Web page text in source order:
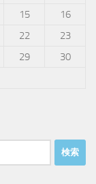
15
16
22
23
29
30